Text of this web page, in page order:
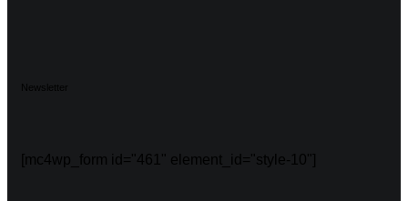
Newsletter
[mc4wp_form id="461" element_id="style-10"]